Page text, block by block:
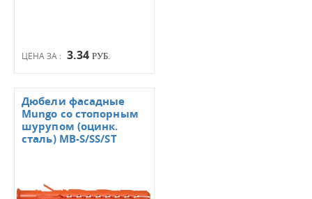
ЦЕНА ЗА : 3.34 РУБ.
Дюбели фасадные
Mungo со стопорным
шурупом (оцинк.
сталь) МВ-S/SS/ST